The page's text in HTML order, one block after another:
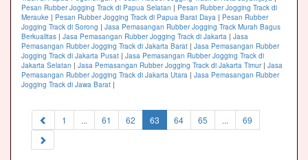
Pesan Rubber Jogging Track di Papua Selatan | Pesan Rubber Jogging Track di
Merauke | Pesan Rubber Jogging Track di Papua Barat Daya | Pesan Rubber
Jogging Track di Sorong | Jasa Pemasangan Rubber Jogging Track Murah Bagus
Berkualitas | Jasa Pemasangan Rubber Jogging Track di Jakarta | Jasa
Pemasangan Rubber Jogging Track di Jakarta Barat | Jasa Pemasangan Rubber
Jogging Track di Jakarta Pusat | Jasa Pemasangan Rubber Jogging Track di
Jakarta Selatan | Jasa Pemasangan Rubber Jogging Track di Jakarta Timur| Jasa
Pemasangan Rubber Jogging Track di Jakarta Utara | Jasa Pemasangan Rubber
Jogging Track di Jawa Barat |
1 ... 61 62 63 (current)
64 65 ... 69